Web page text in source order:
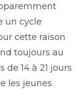
un cycle
cette raison
toujours au
de 14 à 21 jours
les jeunes